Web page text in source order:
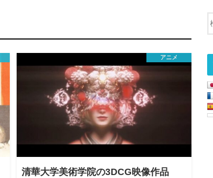
アニメ
清華大学美術学院の3DCG映像作品